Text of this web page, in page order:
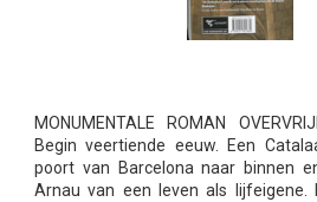
MONUMENTALE ROMAN
Begin veertiende eeuw. Een
poort van Barcelona naar binnen
Arnau van een leven als